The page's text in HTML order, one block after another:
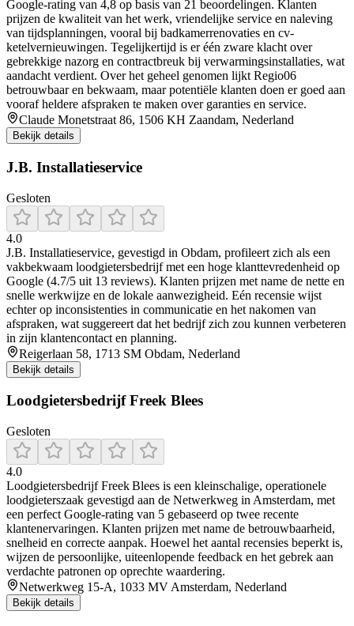
Google-rating van 4,8 op basis van 21 beoordelingen. Klanten
prijzen de kwaliteit van het werk, vriendelijke service en naleving
van tijdsplanningen, vooral bij badkamerrenovaties en cv-
ketelvernieuwingen. Tegelijkertijd is er één zware klacht over
gebrekkige nazorg en contractbreuk bij verwarmingsinstallaties, wat
aandacht verdient. Over het geheel genomen lijkt Regio06
betrouwbaar en bekwaam, maar potentiële klanten doen er goed aan
vooraf heldere afspraken te maken over garanties en service.
Claude Monetstraat 86, 1506 KH Zaandam, Nederland
Bekijk details
J.B. Installatieservice
Gesloten
4.0
J.B. Installatieservice, gevestigd in Obdam, profileert zich als een
vakbekwaam loodgietersbedrijf met een hoge klanttevredenheid op
Google (4.7/5 uit 13 reviews). Klanten prijzen met name de nette en
snelle werkwijze en de lokale aanwezigheid. Eén recensie wijst
echter op inconsistenties in communicatie en het nakomen van
afspraken, wat suggereert dat het bedrijf zich zou kunnen verbeteren
in zijn klantencontact en planning.
Reigerlaan 58, 1713 SM Obdam, Nederland
Bekijk details
Loodgietersbedrijf Freek Blees
Gesloten
4.0
Loodgietersbedrijf Freek Blees is een kleinschalige, operationele
loodgieterszaak gevestigd aan de Netwerkweg in Amsterdam, met
een perfect Google-rating van 5 gebaseerd op twee recente
klantenervaringen. Klanten prijzen met name de betrouwbaarheid,
snelheid en correcte aanpak. Hoewel het aantal recensies beperkt is,
wijzen de persoonlijke, uiteenlopende feedback en het gebrek aan
verdachte patronen op oprechte waardering.
Netwerkweg 15-A, 1033 MV Amsterdam, Nederland
Bekijk details